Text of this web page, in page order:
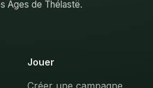
Âges de Thélastë.
Jouer
Créer une campagne